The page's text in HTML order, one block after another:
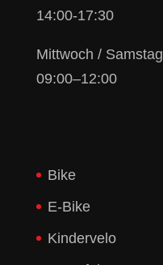
14:00-17:30
Mittwoch / Samstag
09:00–12:00
Bike
E-Bike
Kindervelo